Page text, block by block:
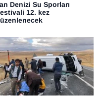
Denizi Su Sporları
12. kez